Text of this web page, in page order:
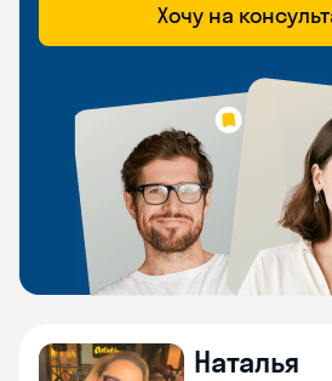
Хочу на
Наталья